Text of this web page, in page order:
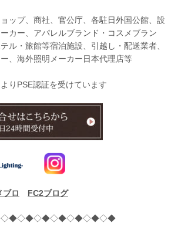
ップ、商社、官公庁、各駐日外国公館、設
カー、アパレルブランド・コスメブラン
ル・旅館等宿泊施設、引越し・配送業者、
、海外照明メーカー日本代理店等
りPSE認証を受けています
ブロ FC2ブログ